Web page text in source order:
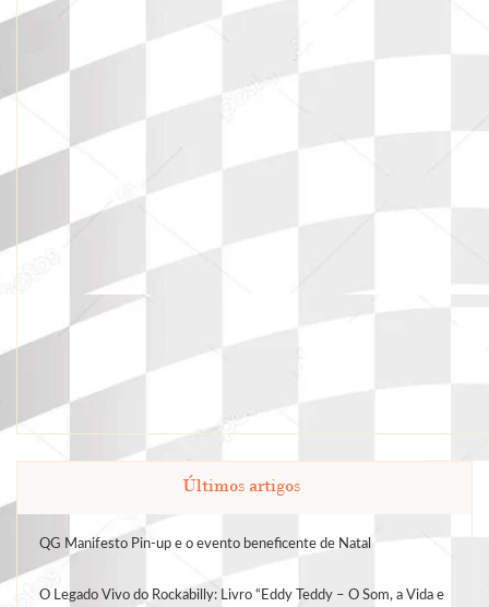
Últimos artigos
QG Manifesto Pin-up e o evento beneficente de Natal
O Legado Vivo do Rockabilly: Livro “Eddy Teddy – O Som, a Vida e